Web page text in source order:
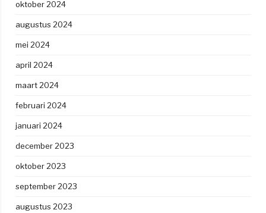
oktober 2024
augustus 2024
mei 2024
april 2024
maart 2024
februari 2024
januari 2024
december 2023
oktober 2023
september 2023
augustus 2023